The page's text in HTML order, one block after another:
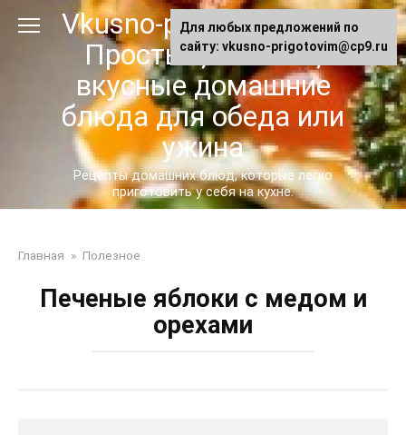
Vkusno-prigotovim.ru -
Простые, сытные,
вкусные домашние
блюда для обеда или
ужина
Рецепты домашних блюд, которые легко
приготовить у себя на кухне.
Главная » Полезное
Печеные яблоки с медом и
орехами
Для любых предложений по
сайту: vkusno-prigotovim@cp9.ru